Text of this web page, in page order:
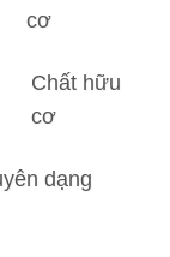
cơ
Chất hữu
cơ
dạng